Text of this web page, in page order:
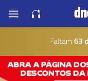
Faltam 63